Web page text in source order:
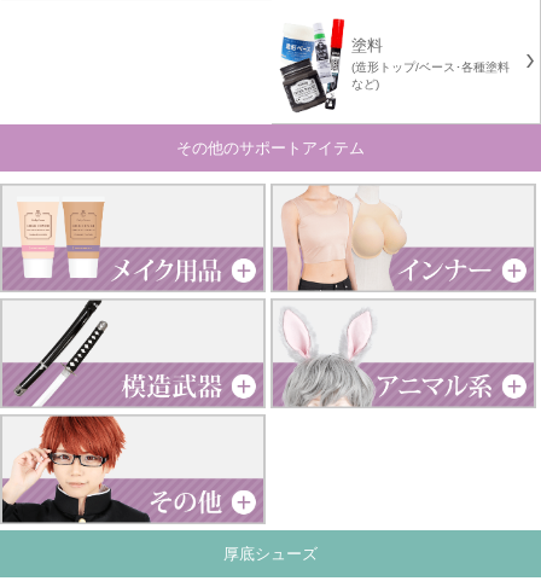
塗料
(造形トップ/ベース･各種塗料
など)
その他のサポートアイテム
厚底シューズ